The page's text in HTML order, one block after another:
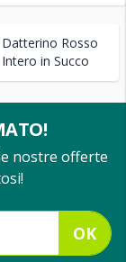
Datterino Rosso
Intero in Succo
nostre offerte
OK